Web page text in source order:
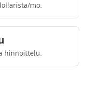
mo.
hinnoittelu.